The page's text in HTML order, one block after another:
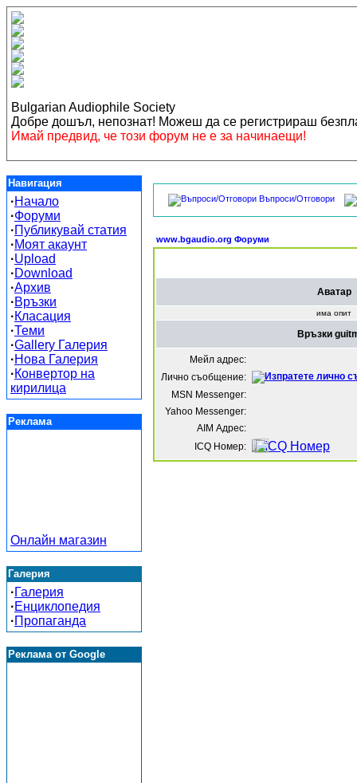
Bulgarian Audiophile Society
Добре дошъл, непознат! Можеш да се регистрираш
Имай предвид, че този форум не е за начинаещи!
Навигация
·Начало
·Форуми
·Публикувай статия
·Моят акаунт
·Upload
·Download
·Архив
·Връзки
·Класация
·Теми
·Gallery Галерия
·Нова Галерия
·Конвертор на
кирилица
Реклама
Онлайн магазин
Галерия
·Галерия
·Енциклопедия
·Пропаганда
Реклама от Google
Въпроси/Отговори
www.bgaudio.org Форуми
Аватар
има опит
Връзки
Мейл адрес:
Лично съобщение:
MSN Messenger:
Yahoo Messenger:
AIM Адрес:
ICQ Номер: